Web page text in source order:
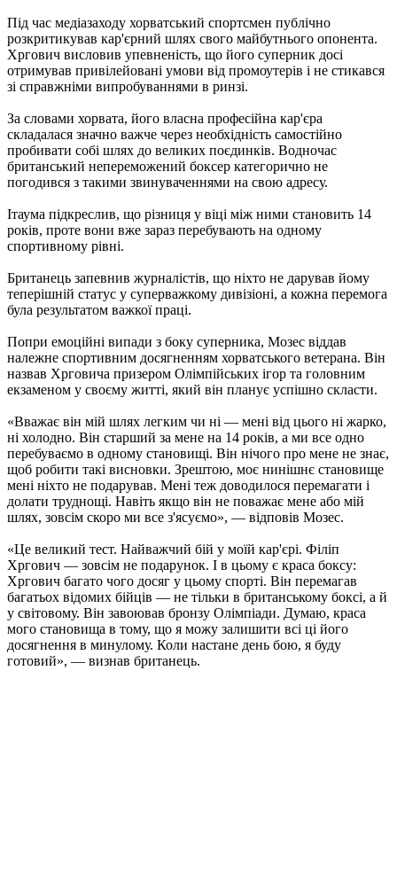
Під час медіазаходу хорватський спортсмен публічно
розкритикував кар'єрний шлях свого майбутнього опонента.
Хргович висловив упевненість, що його суперник досі
отримував привілейовані умови від промоутерів і не стикався
зі справжніми випробуваннями в ринзі.
За словами хорвата, його власна професійна кар'єра
складалася значно важче через необхідність самостійно
пробивати собі шлях до великих поєдинків. Водночас
британський непереможений боксер категорично не
погодився з такими звинуваченнями на свою адресу.
Ітаума підкреслив, що різниця у віці між ними становить 14
років, проте вони вже зараз перебувають на одному
спортивному рівні.
Британець запевнив журналістів, що ніхто не дарував йому
теперішній статус у суперважкому дивізіоні, а кожна перемога
була результатом важкої праці.
Попри емоційні випади з боку суперника, Мозес віддав
належне спортивним досягненням хорватського ветерана. Він
назвав Хрговича призером Олімпійських ігор та головним
екзаменом у своєму житті, який він планує успішно скласти.
«Вважає він мій шлях легким чи ні — мені від цього ні жарко,
ні холодно. Він старший за мене на 14 років, а ми все одно
перебуваємо в одному становищі. Він нічого про мене не знає,
щоб робити такі висновки. Зрештою, моє нинішнє становище
мені ніхто не подарував. Мені теж доводилося перемагати і
долати труднощі. Навіть якщо він не поважає мене або мій
шлях, зовсім скоро ми все з'ясуємо», — відповів Мозес.
«Це великий тест. Найважчий бій у моїй кар'єрі. Філіп
Хргович — зовсім не подарунок. І в цьому є краса боксу:
Хргович багато чого досяг у цьому спорті. Він перемагав
багатьох відомих бійців — не тільки в британському боксі, а й
у світовому. Він завоював бронзу Олімпіади. Думаю, краса
мого становища в тому, що я можу залишити всі ці його
досягнення в минулому. Коли настане день бою, я буду
готовий», — визнав британець.